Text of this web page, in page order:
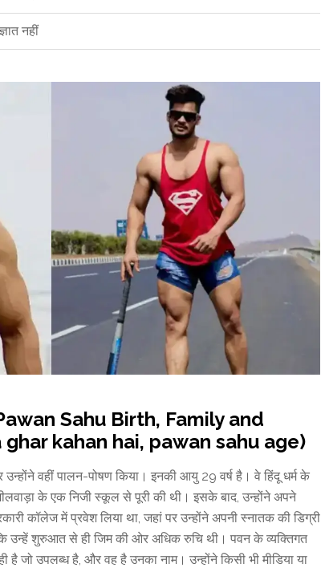
ज्ञात नहीं
(Pawan Sahu Birth, Family and
kahan hai, pawan sahu age)
वहीं पालन-पोषण किया। इनकी आयु 29 वर्ष है। वे हिंदू धर्म के
के एक निजी स्कूल से पूरी की थी। इसके बाद, उन्होंने अपने
कॉलेज में प्रवेश लिया था, जहां पर उन्होंने अपनी स्नातक की डिग्री
उन्हें शुरुआत से ही जिम की ओर अधिक रुचि थी। पवन के व्यक्तिगत
जो उपलब्ध है, और वह है उनका नाम। उन्होंने किसी भी मीडिया या